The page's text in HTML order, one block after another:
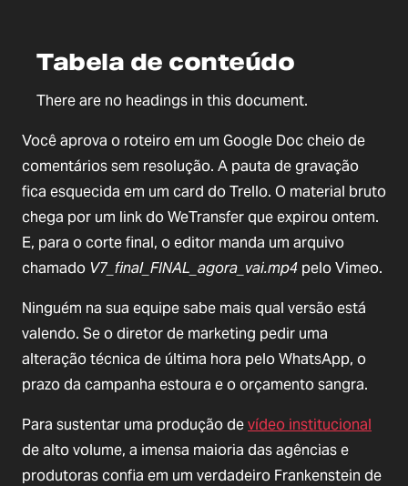
Tabela de conteúdo
There are no headings in this document.
Você aprova o roteiro em um Google Doc cheio de
comentários sem resolução. A pauta de gravação
fica esquecida em um card do Trello. O material bruto
chega por um link do WeTransfer que expirou ontem.
E, para o corte final, o editor manda um arquivo
chamado V7_final_FINAL_agora_vai.mp4 pelo Vimeo.
Ninguém na sua equipe sabe mais qual versão está
valendo. Se o diretor de marketing pedir uma
alteração técnica de última hora pelo WhatsApp, o
prazo da campanha estoura e o orçamento sangra.
Para sustentar uma produção devídeo institucional
de alto volume, a imensa maioria das agências e
produtoras confia em um verdadeiro Frankenstein de